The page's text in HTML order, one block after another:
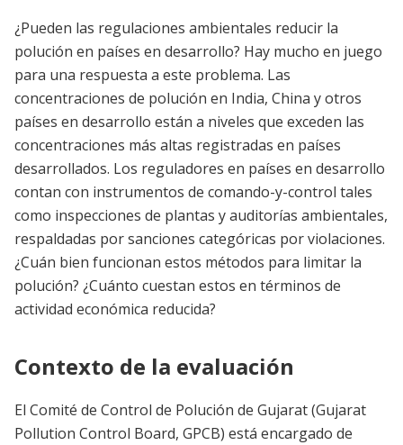
¿Pueden las regulaciones ambientales reducir la
polución en países en desarrollo? Hay mucho en juego
para una respuesta a este problema. Las
concentraciones de polución en India, China y otros
países en desarrollo están a niveles que exceden las
concentraciones más altas registradas en países
desarrollados. Los reguladores en países en desarrollo
contan con instrumentos de comando-y-control tales
como inspecciones de plantas y auditorías ambientales,
respaldadas por sanciones categóricas por violaciones.
¿Cuán bien funcionan estos métodos para limitar la
polución? ¿Cuánto cuestan estos en términos de
actividad económica reducida?
Contexto de la evaluación
El Comité de Control de Polución de Gujarat (Gujarat
Pollution Control Board, GPCB) está encargado de